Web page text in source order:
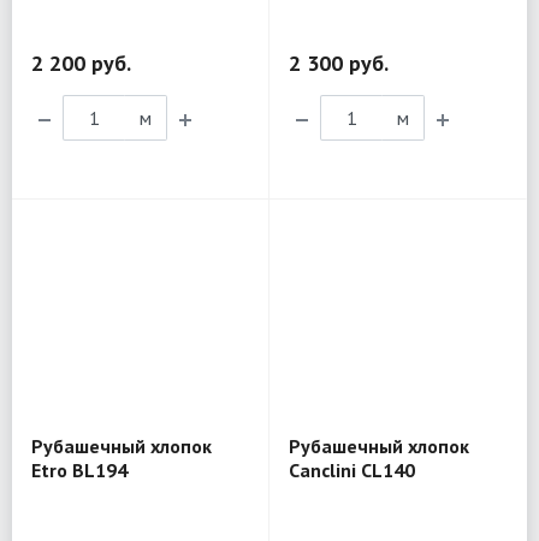
2 200 руб.
м
2 300 руб.
м
Рубашечный хлопок
Etro BL194
Рубашечный хлопок
Canclini CL140